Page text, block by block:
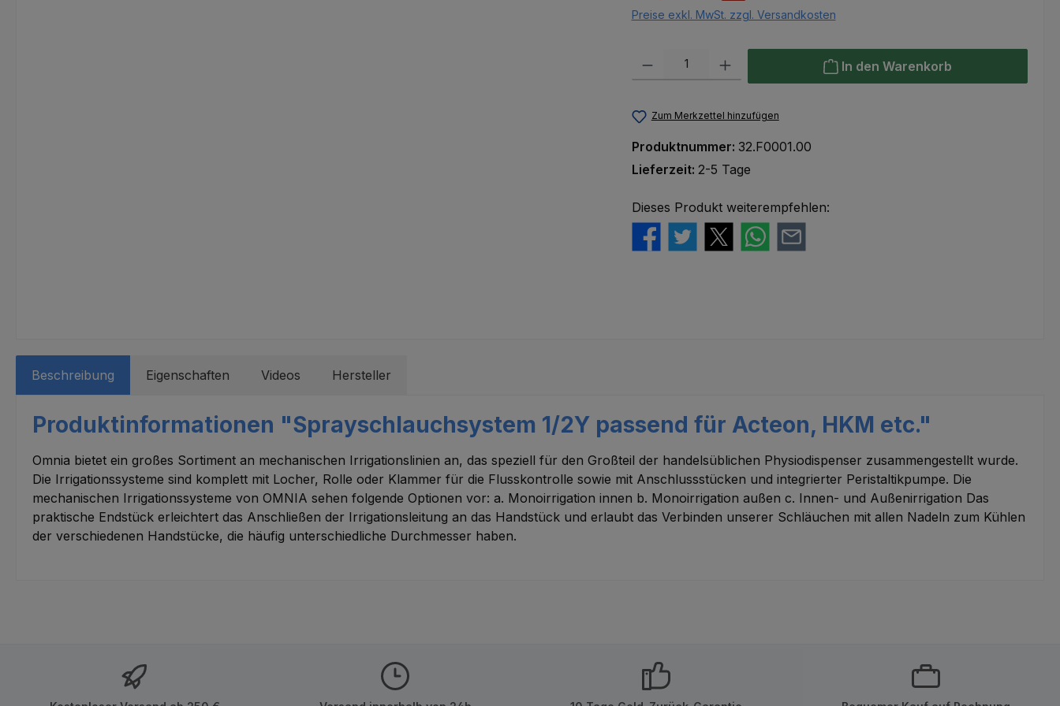
Preise exkl. MwSt. zzgl. Versandkosten
Produkt Anzahl: Gib den gewünschten Wert ein oder benutze die Schaltflächen
In den Warenkorb
Zum Merkzettel hinzufügen
Produktnummer: 32.F0001.00
Lieferzeit: 2-5 Tage
Dieses Produkt weiterempfehlen:
Beschreibung Eigenschaften Videos Hersteller
Produktinformationen "Sprayschlauchsystem 1/2Y passend für Acteon, HKM etc."
Omnia bietet ein großes Sortiment an mechanischen Irrigationslinien an, das speziell für den Großteil der handelsüblichen Physiodispenser zusammengestellt wurde.
Die Irrigationssysteme sind komplett mit Locher, Rolle oder Klammer für die Flusskontrolle sowie mit Anschlussstücken und integrierter Peristaltikpumpe. Die
mechanischen Irrigationssysteme von OMNIA sehen folgende Optionen vor: a. Monoirrigation innen b. Monoirrigation außen c. Innen- und Außenirrigation Das
praktische Endstück erleichtert das Anschließen der Irrigationsleitung an das Handstück und erlaubt das Verbinden unserer Schläuchen mit allen Nadeln zum Kühlen
der verschiedenen Handstücke, die häufig unterschiedliche Durchmesser haben.